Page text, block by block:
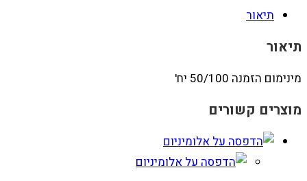
תיאור
תיאור
מינימום הזמנה 50/100 יח'
מוצרים קשורים